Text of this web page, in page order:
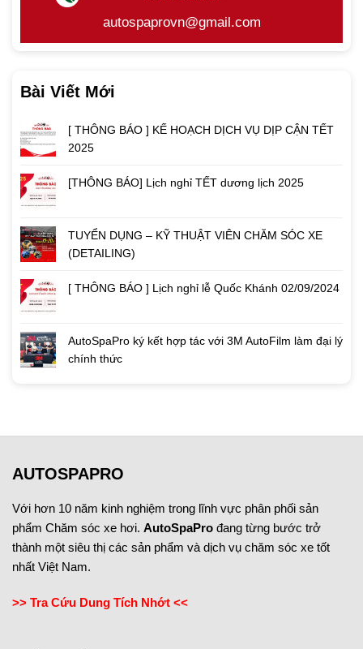
autospaprovn@gmail.com
Bài Viết Mới
[ THÔNG BÁO ] KẾ HOẠCH DỊCH VỤ DỊP CẬN TẾT
2025
[THÔNG BÁO] Lịch nghỉ TẾT dương lịch 2025
TUYỂN DỤNG – KỸ THUẬT VIÊN CHĂM SÓC XE
(DETAILING)
[ THÔNG BÁO ] Lịch nghỉ lễ Quốc Khánh 02/09/2024
AutoSpaPro ký kết hợp tác với 3M AutoFilm làm đại lý
chính thức
AUTOSPAPRO
Với hơn 10 năm kinh nghiệm trong lĩnh vực phân phối sản
phẩm Chăm sóc xe hơi. AutoSpaPro đang từng bước trở
thành một siêu thị các sản phẩm và dịch vụ chăm sóc xe tốt
nhất Việt Nam.
>> Tra Cứu Dung Tích Nhớt <<